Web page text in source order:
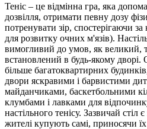
Теніс – це відмінна гра, яка
дозвілля, отримати певну дозу
потренувати зір, спостерігаючи
для розвитку очних м'язів).
вимогливий до умов, як великий,
встановлений в будь-якому дворі.
більше багатоквартирних
двори яскравими і барвистими
майданчиками, баскетбольними
клумбами і лавками для
настільного тенісу. Зазвичай стіл
жителі купують самі, приносячи